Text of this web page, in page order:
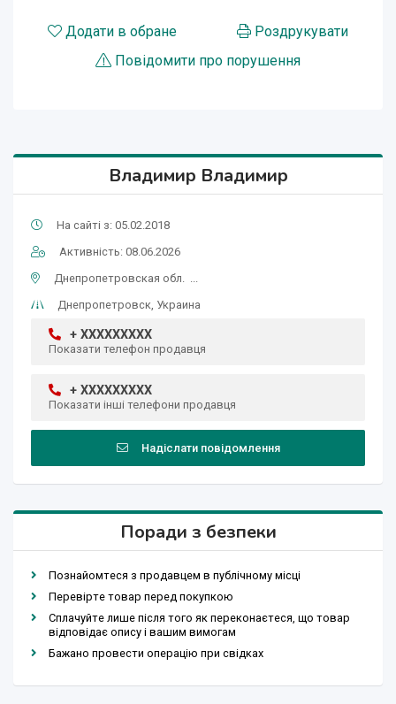
Додати в обране
Роздрукувати
Повідомити про порушення
Владимир Владимир
На сайті з: 05.02.2018
Активність: 08.06.2026
Днепропетровская обл. ...
Днепропетровск, Украина
+ XXXXXXXXX
Показати телефон продавця
+ XXXXXXXXX
Показати інші телефони продавця
Надіслати повідомлення
Поради з безпеки
Познайомтеся з продавцем в публічному місці
Перевірте товар перед покупкою
Сплачуйте лише після того як переконаєтеся, що товар
відповідає опису і вашим вимогам
Бажано провести операцію при свідках